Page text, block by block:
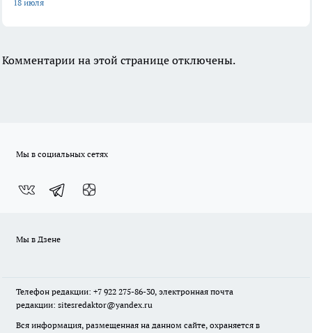
18 июля
Комментарии на этой странице отключены.
Мы в социальных сетях
Мы в Дзене
Телефон редакции: +7 922 275-86-30, электронная почта
редакции: sitesredaktor@yandex.ru
Вся информация, размещенная на данном сайте, охраняется в